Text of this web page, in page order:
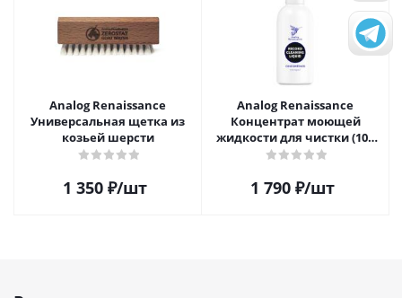
Analog Renaissance
Универсальная щетка из
козьей шерсти
1 350₽/шт
Analog Renaissance
Концентрат моющей
жидкости для чистки (100
мл)
1 790₽/шт